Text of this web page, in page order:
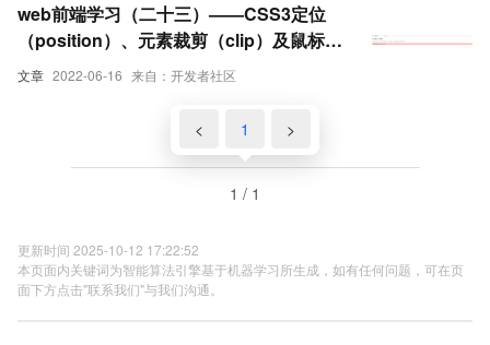
文章 2022-06-16 来自：开发者社区
web前端学习（二十三）——CSS3定位
（position）、元素裁剪（clip）及鼠标样
式（cursor）属性的相关设置
< 1 >
1 / 1
更新时间 2025-10-12 17:22:52
本页面内关键词为智能算法引擎基于机器学习所生成，如有任何问题，可在页
面下方点击"联系我们"与我们沟通。